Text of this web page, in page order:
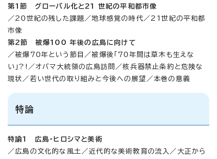
第1節 グローバル化と21 世紀の平和都市像
／20世紀の残した課題／地球感覚の時代／21世紀の平和都
市像
第2節 被爆100 年後の広島に向けて
／被爆70年という節目／被爆後「70年間は草木も生えな
い」?!／オバマ大統領の広島訪問／核兵器禁止条約と危険な
現状／若い世代の取り組みと今後への展望／本巻の意義
特論
特論1 広島・ヒロシマと美術
／広島の文化的な風土／近代的な美術教育の流入／大正から